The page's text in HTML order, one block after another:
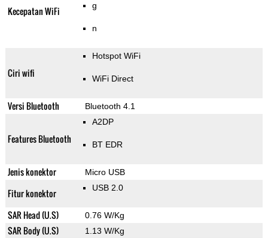
Kecepatan WiFi g
n
Ciri wifi
Hotspot WiFi
WiFi Direct
Versi Bluetooth Bluetooth 4.1
Features Bluetooth
A2DP
BT EDR
Jenis konektor Micro USB
Fitur konektor USB 2.0
SAR Head (U.S) 0.76 W/Kg
SAR Body (U.S) 1.13 W/Kg